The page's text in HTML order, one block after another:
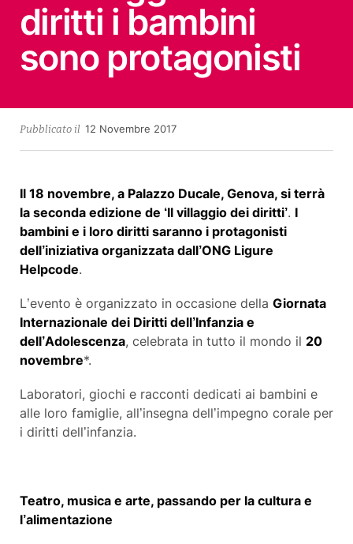
diritti i bambini
sono protagonisti
Pubblicato il 12 Novembre 20177
Il 18 novembre, a Palazzo Ducale, Genova, si terrà
la seconda edizione de ‘Il villaggio dei diritti’. I
bambini e i loro diritti saranno i protagonisti
dell’iniziativa organizzata dall’ONG Ligure
Helpcode.
L’evento è organizzato in occasione della Giornata
Internazionale dei Diritti dell’Infanzia e
dell’Adolescenza, celebrata in tutto il mondo il 20
novembre*.
Laboratori, giochi e racconti dedicati ai bambini e
alle loro famiglie, all’insegna dell’impegno corale per
i diritti dell’infanzia.
Teatro, musica e arte, passando per la cultura e
l’alimentazione